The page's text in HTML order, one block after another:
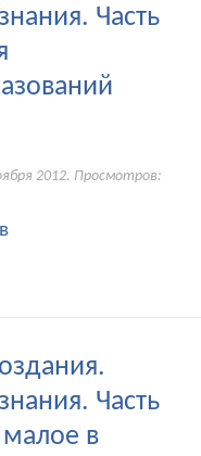
Часть
2012. Просмотров:
Часть
в